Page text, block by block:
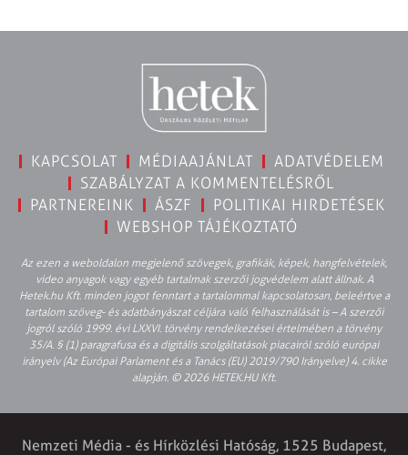
KAPCSOLAT MÉDIAAJÁNLAT
ADATVÉDELEM
SZABÁLYZAT A KOMMENTELÉSRŐL
PARTNEREINK
ÁSZF
POLITIKAI HIRDETÉSEK
WEBSHOP TÁJÉKOZTATÓ
Az ezen a weboldalon megjelenő szövegek, grafikák, képek, hangfelvételek,
video anyagok vagy egyéb tartalmak szerzői jogvédelem alatt állnak. A
Hetek.hu Kft. minden jogot fenntart a tartalommal kapcsolatosan, beleértve a
tartalom szöveg- és adatbányászat céljára való felhasználását is – A szerzői
jogról szóló 1999. évi LXXVI. törvény rendelkezései értelmében a törvény
35/A. § (1) paragrafusa és a digitális szolgáltatások piacairól szóló európai
irányelv (Az Európai Parlament és a Tanács (EU) 2019/790 Irányelve) 4. cikke
alapján. © 2026 HETEK.HU Kft.
Nemzeti Média - és Hírközlési Hatóság, 1525 Budapest,